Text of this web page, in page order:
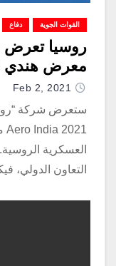
القوات الجوية دفاع
روسيا تعرض
معرض هندي
Feb 2, 2021
ستعرض شركة
العسكرية
التعاون الدولي،